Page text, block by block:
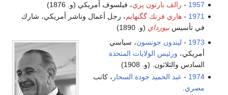
1957
- رالف بارتون پري، فيلسوف أمريكي (و. 1876)
1971
-هاري فرنك گگنهايم، رجل أعمال وناشر أمريكي، شارك
في تأسيسنيوزداي (و. 1890)
1973
- ليندون جونسون، سياسي
أمريكي، ورئيس الولايات المتحدة
السادس والثلاثون. (و. 1908)
1974
- عبد الحميد جودة السحار ، كاتب
مصري